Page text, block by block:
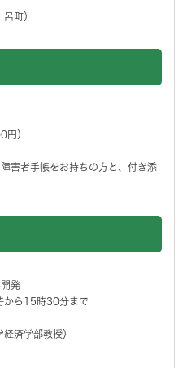
町）
円）
害者手帳をお持ちの方と、付き添
発
から15時30分まで
済学部教授）